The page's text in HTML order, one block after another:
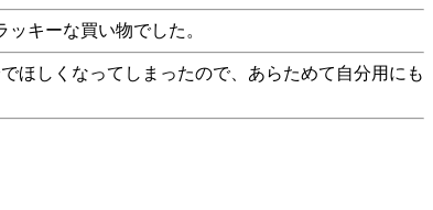
キーな買い物でした。
ほしくなってしまったので、あらためて自分用にも